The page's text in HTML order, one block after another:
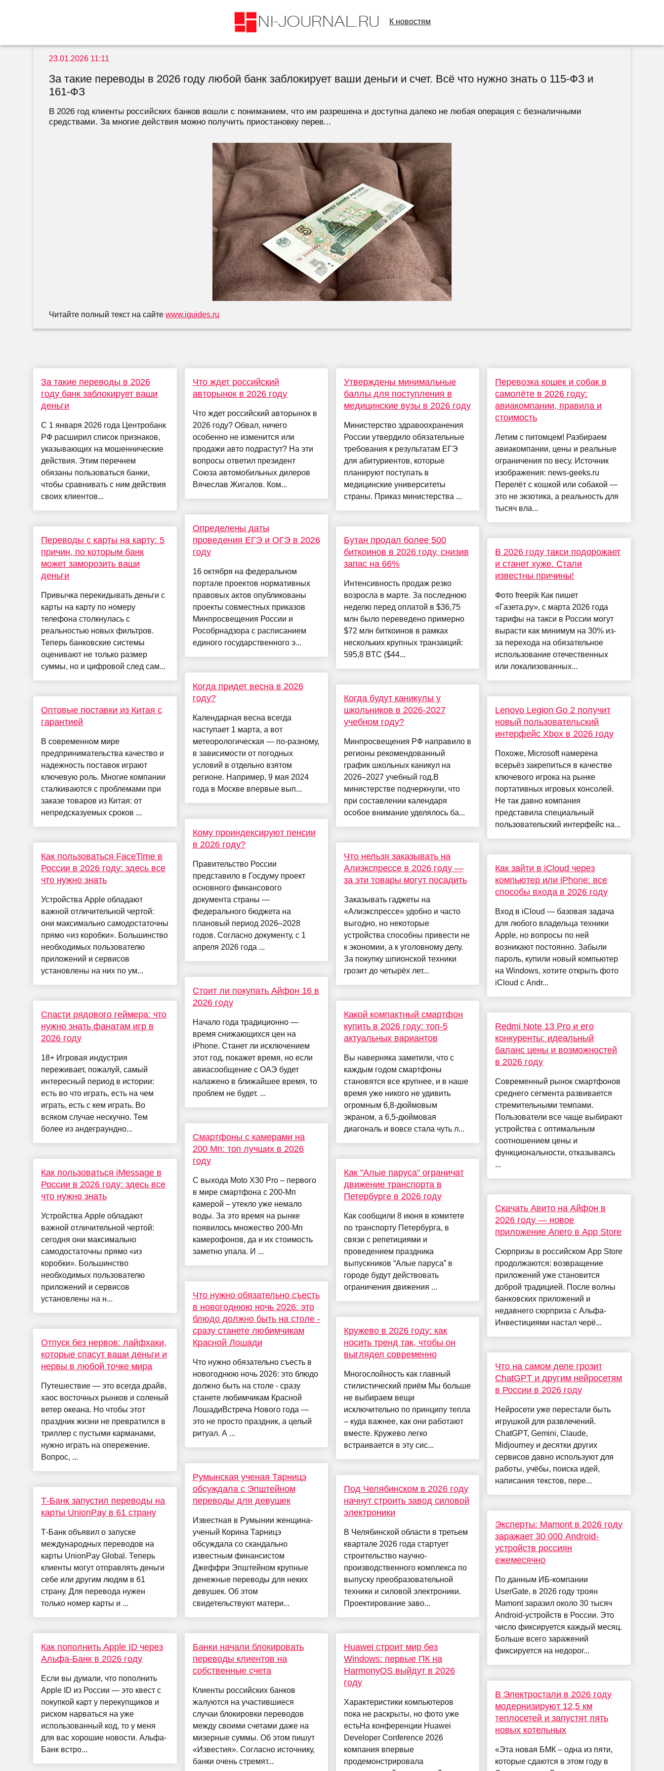
К новостям
23.01.2026 11:11
За такие переводы в 2026 году любой банк заблокирует ваши деньги и счет. Всё что нужно знать о 115-ФЗ и
161-ФЗ
В 2026 год клиенты российских банков вошли с пониманием, что им разрешена и доступна далеко не любая операция с безналичными
средствами. За многие действия можно получить приостановку перев...
Читайте полный текст на сайтеwww.iguides.ru
За такие переводы в 2026
году банк заблокирует ваши
деньги
С 1 января 2026 года Центробанк
РФ расширил список признаков,
указывающих на мошеннические
действия. Этим перечнем
обязаны пользоваться банки,
чтобы сравнивать с ним действия
своих клиентов...
Переводы с карты на карту: 5
причин, по которым банк
может заморозить ваши
деньги
Привычка перекидывать деньги с
карты на карту по номеру
телефона столкнулась с
реальностью новых фильтров.
Теперь банковские системы
оценивают не только размер
суммы, но и цифровой след сам...
Оптовые поставки из Китая с
гарантией
В современном мире
предпринимательства качество и
надежность поставок играют
ключевую роль. Многие компании
сталкиваются с проблемами при
заказе товаров из Китая: от
непредсказуемых сроков ...
Как пользоваться FaceTime в
России в 2026 году: здесь все
что нужно знать
Устройства Apple обладают
важной отличительной чертой:
они максимально самодостаточны
прямо «из коробки». Большинство
необходимых пользователю
приложений и сервисов
установлены на них по ум...
Спасти рядового геймера: что
нужно знать фанатам игр в
2026 году
18+ Игровая индустрия
переживает, пожалуй, самый
интересный период в истории:
есть во что играть, есть на чем
играть, есть с кем играть. Во
всяком случае нескучно. Тем
более из андеграундно...
Как пользоваться iMessage в
России в 2026 году: здесь все
что нужно знать
Устройства Apple обладают
важной отличительной чертой:
сегодня они максимально
самодостаточны прямо «из
коробки». Большинство
необходимых пользователю
приложений и сервисов
установлены на н...
Отпуск без нервов: лайфхаки,
которые спасут ваши деньги и
нервы в любой точке мира
Путешествие — это всегда драйв,
хаос восточных рынков и соленый
ветер океана. Но чтобы этот
праздник жизни не превратился в
триллер с пустыми карманами,
нужно играть на опережение.
Вопрос, ...
Т-Банк запустил переводы на
карты UnionPay в 61 страну
Т-Банк объявил о запуске
международных переводов на
карты UnionPay Global. Теперь
клиенты могут отправлять деньги
себе или другим людям в 61
страну. Для перевода нужен
только номер карты и ...
Как пополнить Apple ID через
Альфа-Банк в 2026 году
Если вы думали, что пополнить
Apple ID из России — это квест с
покупкой карт у перекупщиков и
риском нарваться на уже
использованный код, то у меня
для вас хорошие новости. Альфа-
Банк встро...
Что ждет российский
авторынок в 2026 году
Что ждет российский авторынок в
2026 году? Обвал, ничего
особенно не изменится или
продажи авто подрастут? На эти
вопросы ответил президент
Союза автомобильных дилеров
Вячеслав Жигалов. Ком...
Определены даты
проведения ЕГЭ и ОГЭ в 2026
году
16 октября на федеральном
портале проектов нормативных
правовых актов опубликованы
проекты совместных приказов
Минпросвещения России и
Рособрнадзора с расписанием
единого государственного э...
Когда придет весна в 2026
году?
Календарная весна всегда
наступает 1 марта, а вот
метеорологическая — по-разному,
в зависимости от погодных
условий в отдельно взятом
регионе. Например, 9 мая 2024
года в Москве впервые вып...
Кому проиндексируют пенсии
в 2026 году?
Правительство России
представило в Госдуму проект
основного финансового
документа страны —
федерального бюджета на
плановый период 2026–2028
годов. Согласно документу, с 1
апреля 2026 года ...
Стоит ли покупать Айфон 16 в
2026 году
Начало года традиционно —
время снижающихся цен на
iPhone. Станет ли исключением
этот год, покажет время, но если
авиасообщение с ОАЭ будет
налажено в ближайшее время, то
проблем не будет. ...
Смартфоны с камерами на
200 Мп: топ лучших в 2026
году
С выхода Moto X30 Pro – первого
в мире смартфона с 200-Мп
камерой – утекло уже немало
воды. За это время на рынке
появилось множество 200-Мп
камерофонов, да и их стоимость
заметно упала. И ...
Что нужно обязательно съесть
в новогоднюю ночь 2026: это
блюдо должно быть на столе -
сразу станете любимчикам
Красной Лошади
Что нужно обязательно съесть в
новогоднюю ночь 2026: это блюдо
должно быть на столе - сразу
станете любимчикам Красной
ЛошадиВстреча Нового года —
это не просто праздник, а целый
ритуал. А ...
Румынская ученая Тарницэ
обсуждала с Эпштейном
переводы для девушек
Известная в Румынии женщина-
ученый Корина Тарницэ
обсуждала со скандально
известным финансистом
Джеффри Эпштейном крупные
денежные переводы для неких
девушек. Об этом
свидетельствуют матери...
Банки начали блокировать
переводы клиентов на
собственные счета
Клиенты российских банков
жалуются на участившиеся
случаи блокировки переводов
между своими счетами даже на
мизерные суммы. Об этом пишут
«Известия». Согласно источнику,
банки очень стремят...
Утверждены минимальные
баллы для поступления в
медицинские вузы в 2026 году
Министерство здравоохранения
России утвердило обязательные
требования к результатам ЕГЭ
для абитуриентов, которые
планируют поступать в
медицинские университеты
страны. Приказ министерства ...
Бутан продал более 500
биткоинов в 2026 году, снизив
запас на 66%
Интенсивность продаж резко
возросла в марте. За последнюю
неделю перед оплатой в $36,75
млн было переведено примерно
$72 млн биткоинов в рамках
нескольких крупных транзакций:
595,8 BTC ($44...
Когда будут каникулы у
школьников в 2026-2027
учебном году?
Минпросвещения РФ направило в
регионы рекомендованный
график школьных каникул на
2026–2027 учебный год.В
министерстве подчеркнули, что
при составлении календаря
особое внимание уделялось ба...
Что нельзя заказывать на
Алиэкспрессе в 2026 году —
за эти товары могут посадить
Заказывать гаджеты на
«Алиэкспрессе» удобно и часто
выгодно, но некоторые
устройства способны привести не
к экономии, а к уголовному делу.
За покупку шпионской техники
грозит до четырёх лет...
Какой компактный смартфон
купить в 2026 году: топ-5
актуальных вариантов
Вы наверняка заметили, что с
каждым годом смартфоны
становятся все крупнее, и в наше
время уже никого не удивить
огромным 6,8-дюймовым
экраном, а 6,5-дюймовая
диагональ и вовсе стала чуть л...
Как "Алые паруса" ограничат
движение транспорта в
Петербурге в 2026 году
Как сообщили 8 июня в комитете
по транспорту Петербурга, в
связи с репетициями и
проведением праздника
выпускников “Алые паруса” в
городе будут действовать
ограничения движения ...
Кружево в 2026 году: как
носить тренд так, чтобы он
выглядел современно
Многослойность как главный
стилистический приём Мы больше
не выбираем вещи
исключительно по принципу тепла
– куда важнее, как они работают
вместе. Кружево легко
встраивается в эту сис...
Под Челябинском в 2026 году
начнут строить завод силовой
электроники
В Челябинской области в третьем
квартале 2026 года стартует
строительство научно-
производственного комплекса по
выпуску преобразовательной
техники и силовой электроники.
Проектирование заво...
Huawei строит мир без
Windows: первые ПК на
HarmonyOS выйдут в 2026
году
Характеристики компьютеров
пока не раскрыты, но фото уже
естьНа конференции Huawei
Developer Conference 2026
компания впервые
продемонстрировала
Перевозка кошек и собак в
самолёте в 2026 году:
авиакомпании, правила и
стоимость
Летим с питомцем! Разбираем
авиакомпании, цены и реальные
ограничения по весу. Источник
изображения: news-geeks.ru
Перелёт с кошкой или собакой —
это не экзотика, а реальность для
тысяч вла...
В 2026 году такси подорожает
и станет хуже. Стали
известны причины!
Фото freepik Как пишет
«Газета.ру», с марта 2026 года
тарифы на такси в России могут
вырасти как минимум на 30% из-
за перехода на обязательное
использование отечественных
или локализованных...
Lenovo Legion Go 2 получит
новый пользовательский
интерфейс Xbox в 2026 году
Похоже, Microsoft намерена
всерьёз закрепиться в качестве
ключевого игрока на рынке
портативных игровых консолей.
Не так давно компания
представила специальный
пользовательский интерфейс на...
Как зайти в iCloud через
компьютер или iPhone: все
способы входа в 2026 году
Вход в iCloud — базовая задача
для любого владельца техники
Apple, но вопросы по ней
возникают постоянно. Забыли
пароль, купили новый компьютер
на Windows, хотите открыть фото
iCloud с Andr...
Redmi Note 13 Pro и его
конкуренты: идеальный
баланс цены и возможностей
в 2026 году
Современный рынок смартфонов
среднего сегмента развивается
стремительными темпами.
Пользователи все чаще выбирают
устройства с оптимальным
соотношением цены и
функциональности, отказываясь
...
Скачать Авито на Айфон в
2026 году — новое
приложение Anero в App Store
Сюрпризы в российском App Store
продолжаются: возвращение
приложений уже становится
доброй традицией. После волны
банковских приложений и
недавнего сюрприза с Альфа-
Инвестициями настал черё...
Что на самом деле грозит
ChatGPT и другим нейросетям
в России в 2026 году
Нейросети уже перестали быть
игрушкой для развлечений.
ChatGPT, Gemini, Claude,
Midjourney и десятки других
сервисов давно используют для
работы, учёбы, поиска идей,
написания текстов, пере...
Эксперты: Mamont в 2026 году
заражает 30 000 Android-
устройств россиян
ежемесячно
По данным ИБ-компании
UserGate, в 2026 году троян
Mamont заразил около 30 тысяч
Android-устройств в России. Это
число фиксируется каждый месяц.
Больше всего заражений
фиксируется на недорог...
В Электростали в 2026 году
модернизируют 12,5 км
теплосетей и запустят пять
новых котельных
«Эта новая БМК – одна из пяти,
которые сдаются в этом году в